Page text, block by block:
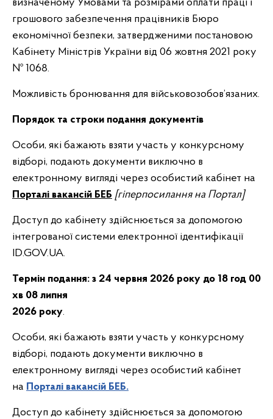
визначеному Умовами та розмірами оплати праці і
грошового забезпечення працівників Бюро
економічної безпеки, затвердженими постановою
Кабінету Міністрів України від 06 жовтня 2021 року
№ 1068.
Можливість бронювання для військовозобов’язаних.
Порядок та строки подання документів
Особи, які бажають взяти участь у конкурсному
відборі, подають документи виключно в
електронному вигляді через особистий кабінет на
Порталі вакансій БЕБ [гіперпосилання на Портал]
Доступ до кабінету здійснюється за допомогою
інтегрованої системи електронної ідентифікації
ID.GOV.UA.
Термін подання: з 24 червня 2026 року до 18 год 00
хв 08 липня
2026 року.
Особи, які бажають взяти участь у конкурсному
відборі, подають документи виключно в
електронному вигляді через особистий кабінет
на Порталі вакансій БЕБ.
Доступ до кабінету здійснюється за допомогою